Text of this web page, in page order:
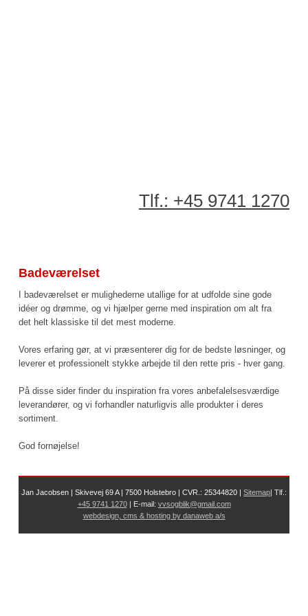
Tlf.: +45 9741 1270​
Badeværelset
I badeværelset er mulighederne utallige for at udfolde sine gode
idéer og drømme, og vi hjælper gerne med inspiration om alt fra
det helt klassiske til det mest moderne.
Vores erfaring gør, at vi præsenterer dig for de bedste løsninger, og
leverer et professionelt stykke arbejde til den rette pris - hver gang.
På disse sider finder du inspiration fra vores anbefalelsesværdige
leverandører, og vi forhandler naturligvis alle produkter i deres
sortiment.
God fornøjelse!
Jan Jacobsen | Skivevej 69 A | 7500 Holstebro | CVR.: 25344820 | Sit​emap| Tlf.:
+45 9741 1270| E-mail: vvsogblik@gmail.com
webdesign, cms & hosting by danaweb a/s